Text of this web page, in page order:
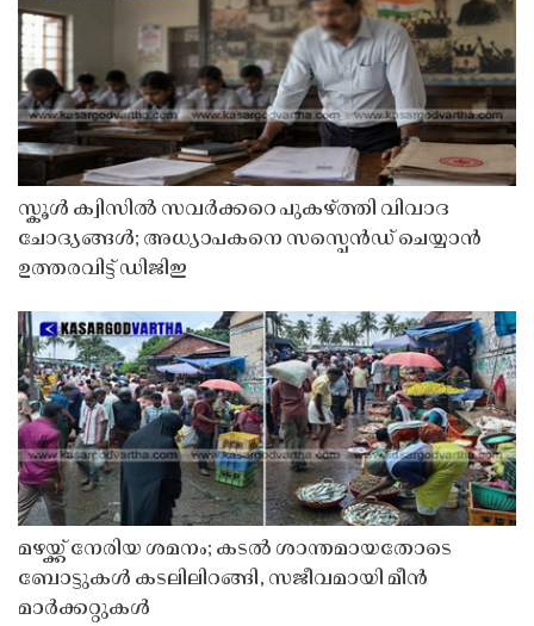
സ്കൂൾ ക്വിസിൽ സവർക്കറെ പുകഴ്ത്തി വിവാദ
ചോദ്യങ്ങൾ; അധ്യാപകനെ സസ്പെൻഡ് ചെയ്യാൻ
ഉത്തരവിട്ട് ഡിജിഇ
മഴയ്ക്ക് നേരിയ ശമനം; കടൽ ശാന്തമായതോടെ
ബോട്ടുകൾ കടലിലിറങ്ങി, സജീവമായി മീൻ
മാർക്കറ്റുകൾ